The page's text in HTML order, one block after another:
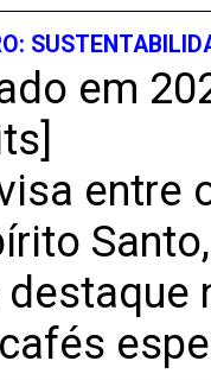
em
entre